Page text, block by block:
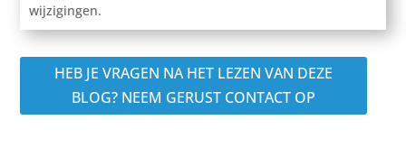
wijzigingen.
HEB JE VRAGEN NA HET LEZEN VAN DEZE
BLOG? NEEM GERUST CONTACT OP